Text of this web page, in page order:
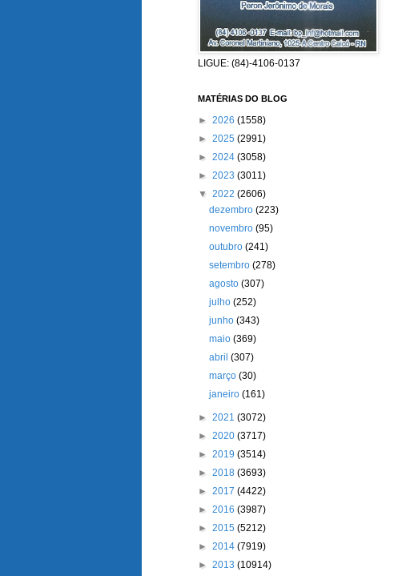
LIGUE: (84)-4106-0137
MATÉRIAS DO BLOG
► 2026 (1558)
► 2025 (2991)
► 2024 (3058)
► 2023 (3011)
▼ 2022 (2606)
dezembro(223)
novembro(95)
outubro(241)
setembro(278)
agosto(307)
julho(252)
junho(343)
maio(369)
abril(307)
março(30)
janeiro(161)
► 2021 (3072)
► 2020 (3717)
► 2019 (3514)
► 2018 (3693)
► 2017 (4422)
► 2016 (3987)
► 2015 (5212)
► 2014 (7919)
► 2013 (10914)